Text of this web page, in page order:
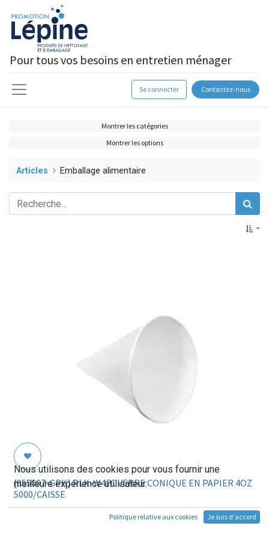
Pour tous vos besoins en entretien ménager
Se connecter Contactez-nous
Montrer les catégories
Montrer les options
Articles Emballage alimentaire
[955007-GPK] RLK-W4FC VERRE CONIQUE EN PAPIER 4OZ
5000/CAISSE
Nous utilisons des cookies pour vous fournir une
meilleure expérience utilisateur.
Politique relative aux cookies Je suis d'accord